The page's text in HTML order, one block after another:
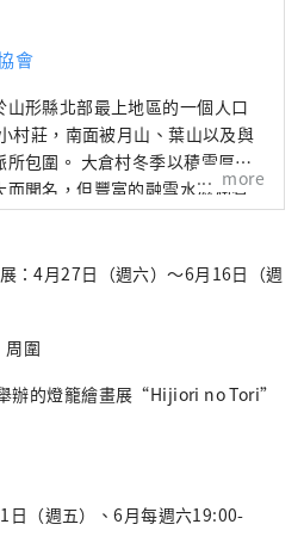
會
山形縣北部最上地區的一個人口
村莊，南面被月山、葉山以及與
所包圍。 大倉村冬季以積雪厚
而聞名，但豐富的融雪水滋潤著
因大自然的恩賜而生長的野菜和
年起的138年間，清水氏在此建
最上郡的大部分地區。大倉村
縣歷史遺跡。此外，還有被選
選之一的四個村莊的梯田，以及
曆史、作為具有治愈和治愈作用
而繼續受到人們喜愛的日織溫
信和自豪地過著我們的日常生
more
：4月27日（週六）～6月16日（週
圍
辦的燈籠繪畫展“Hijiori no Tori”
日（週五）、6月每週六19:00-